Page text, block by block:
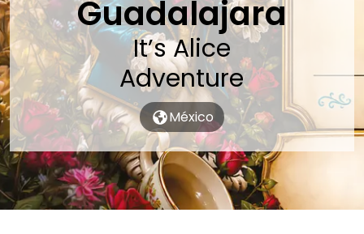
Guadalajara
It’s Alice
Adventure
México